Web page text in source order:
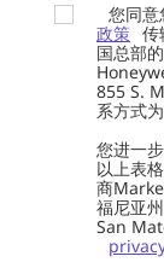
您同意
政策 传
国总部
855 S.
系方式为
您进一
以上表
商
福尼亚
San